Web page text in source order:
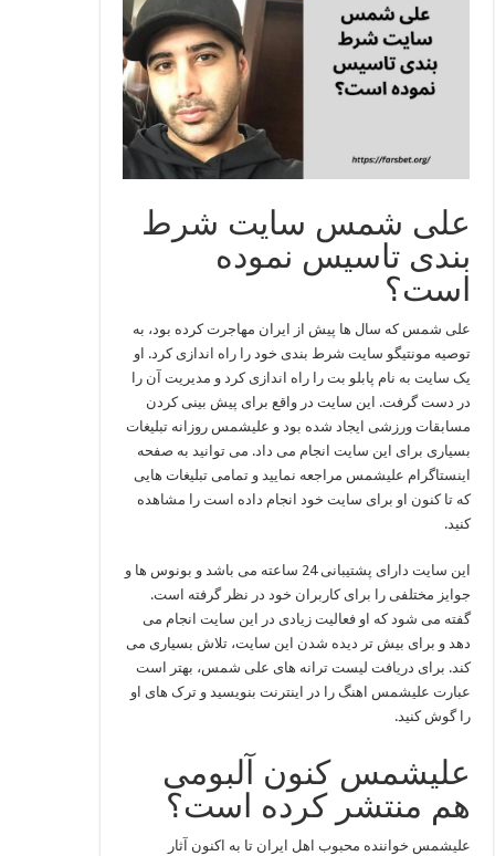
علی شمس سایت شرط
بندی تاسیس نموده
است؟
علی شمس که سال ها پیش از ایران مهاجرت کرده بود، به
توصیه مونتیگو سایت شرط بندی خود را راه اندازی کرد. او
یک سایت به نام پابلو بت را راه اندازی کرد و مدیریت آن را
در دست گرفت. این سایت در واقع برای پیش بینی کردن
مسابقات ورزشی ایجاد شده بود و علیشمس روزانه تبلیغات
بسیاری برای این سایت انجام می داد. می توانید به صفحه
اینستاگرام علیشمس مراجعه نمایید و تمامی تبلیغات هایی
که تا کنون او برای سایت خود انجام داده است را مشاهده
کنید.
این سایت دارای پشتیبانی 24 ساعته می باشد و بونوس ها و
جوایز مختلفی را برای کاربران خود در نظر گرفته است.
گفته می شود که او فعالیت زیادی در این سایت انجام می
دهد و برای بیش تر دیده شدن این سایت، تلاش بسیاری می
کند. برای دریافت لیست ترانه های علی شمس، بهتر است
عبارت علیشمس اهنگ را در اینترنت بنویسید و ترک های او
را گوش کنید.
علیشمس کنون آلبومی
هم منتشر کرده است؟
علیشمس خواننده محبوب اهل ایران تا به اکنون آثار